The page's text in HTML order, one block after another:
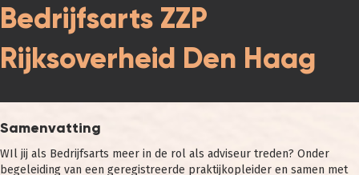
Bedrijfsarts ZZP
Rijksoverheid Den Haag
Samenvatting
WIl jij als Bedrijfsarts meer in de rol als adviseur treden? Onder
begeleiding van een geregistreerde praktijkopleider en samen met